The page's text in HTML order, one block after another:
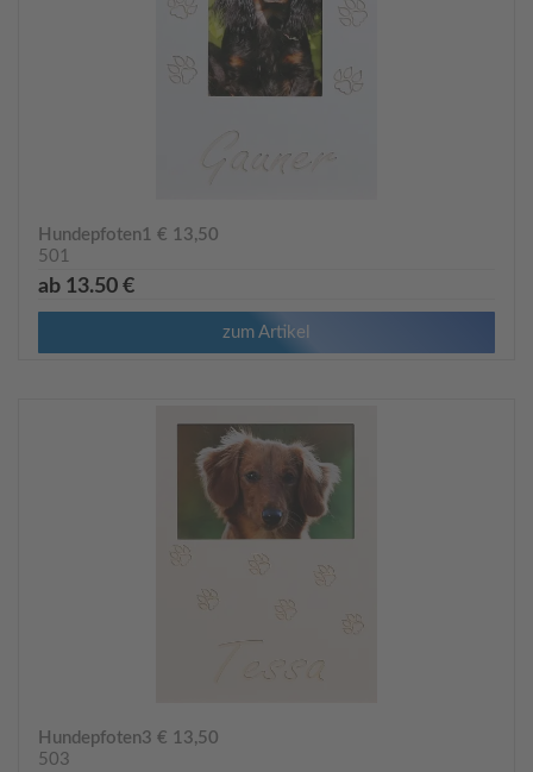
Hundepfoten1 € 13,50
501
ab 13.50 €
zum Artikel
Hundepfoten3 € 13,50
503